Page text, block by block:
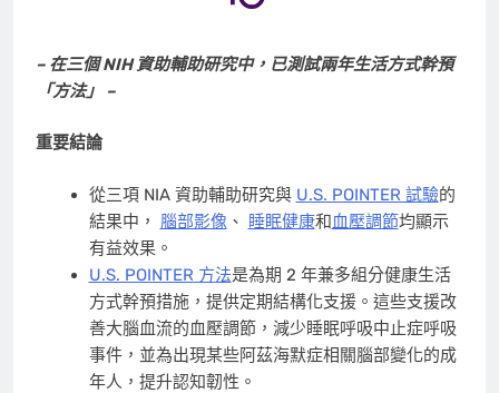
– 在三個 NIH 資助輔助研究中，已測試兩年生活方式幹預
「方法」 –
重要結論
從三項 NIA 資助輔助研究與 U.S. POINTER 試驗的
結果中， 腦部影像 、 睡眠健康和血壓調節均顯示
有益效果。
U.S. POINTER 方法是為期 2 年兼多組分健康生活
方式幹預措施，提供定期結構化支援。這些支援改
善大腦血流的血壓調節，減少睡眠呼吸中止症呼吸
事件，並為出現某些阿茲海默症相關腦部變化的成
年人，提升認知韌性。